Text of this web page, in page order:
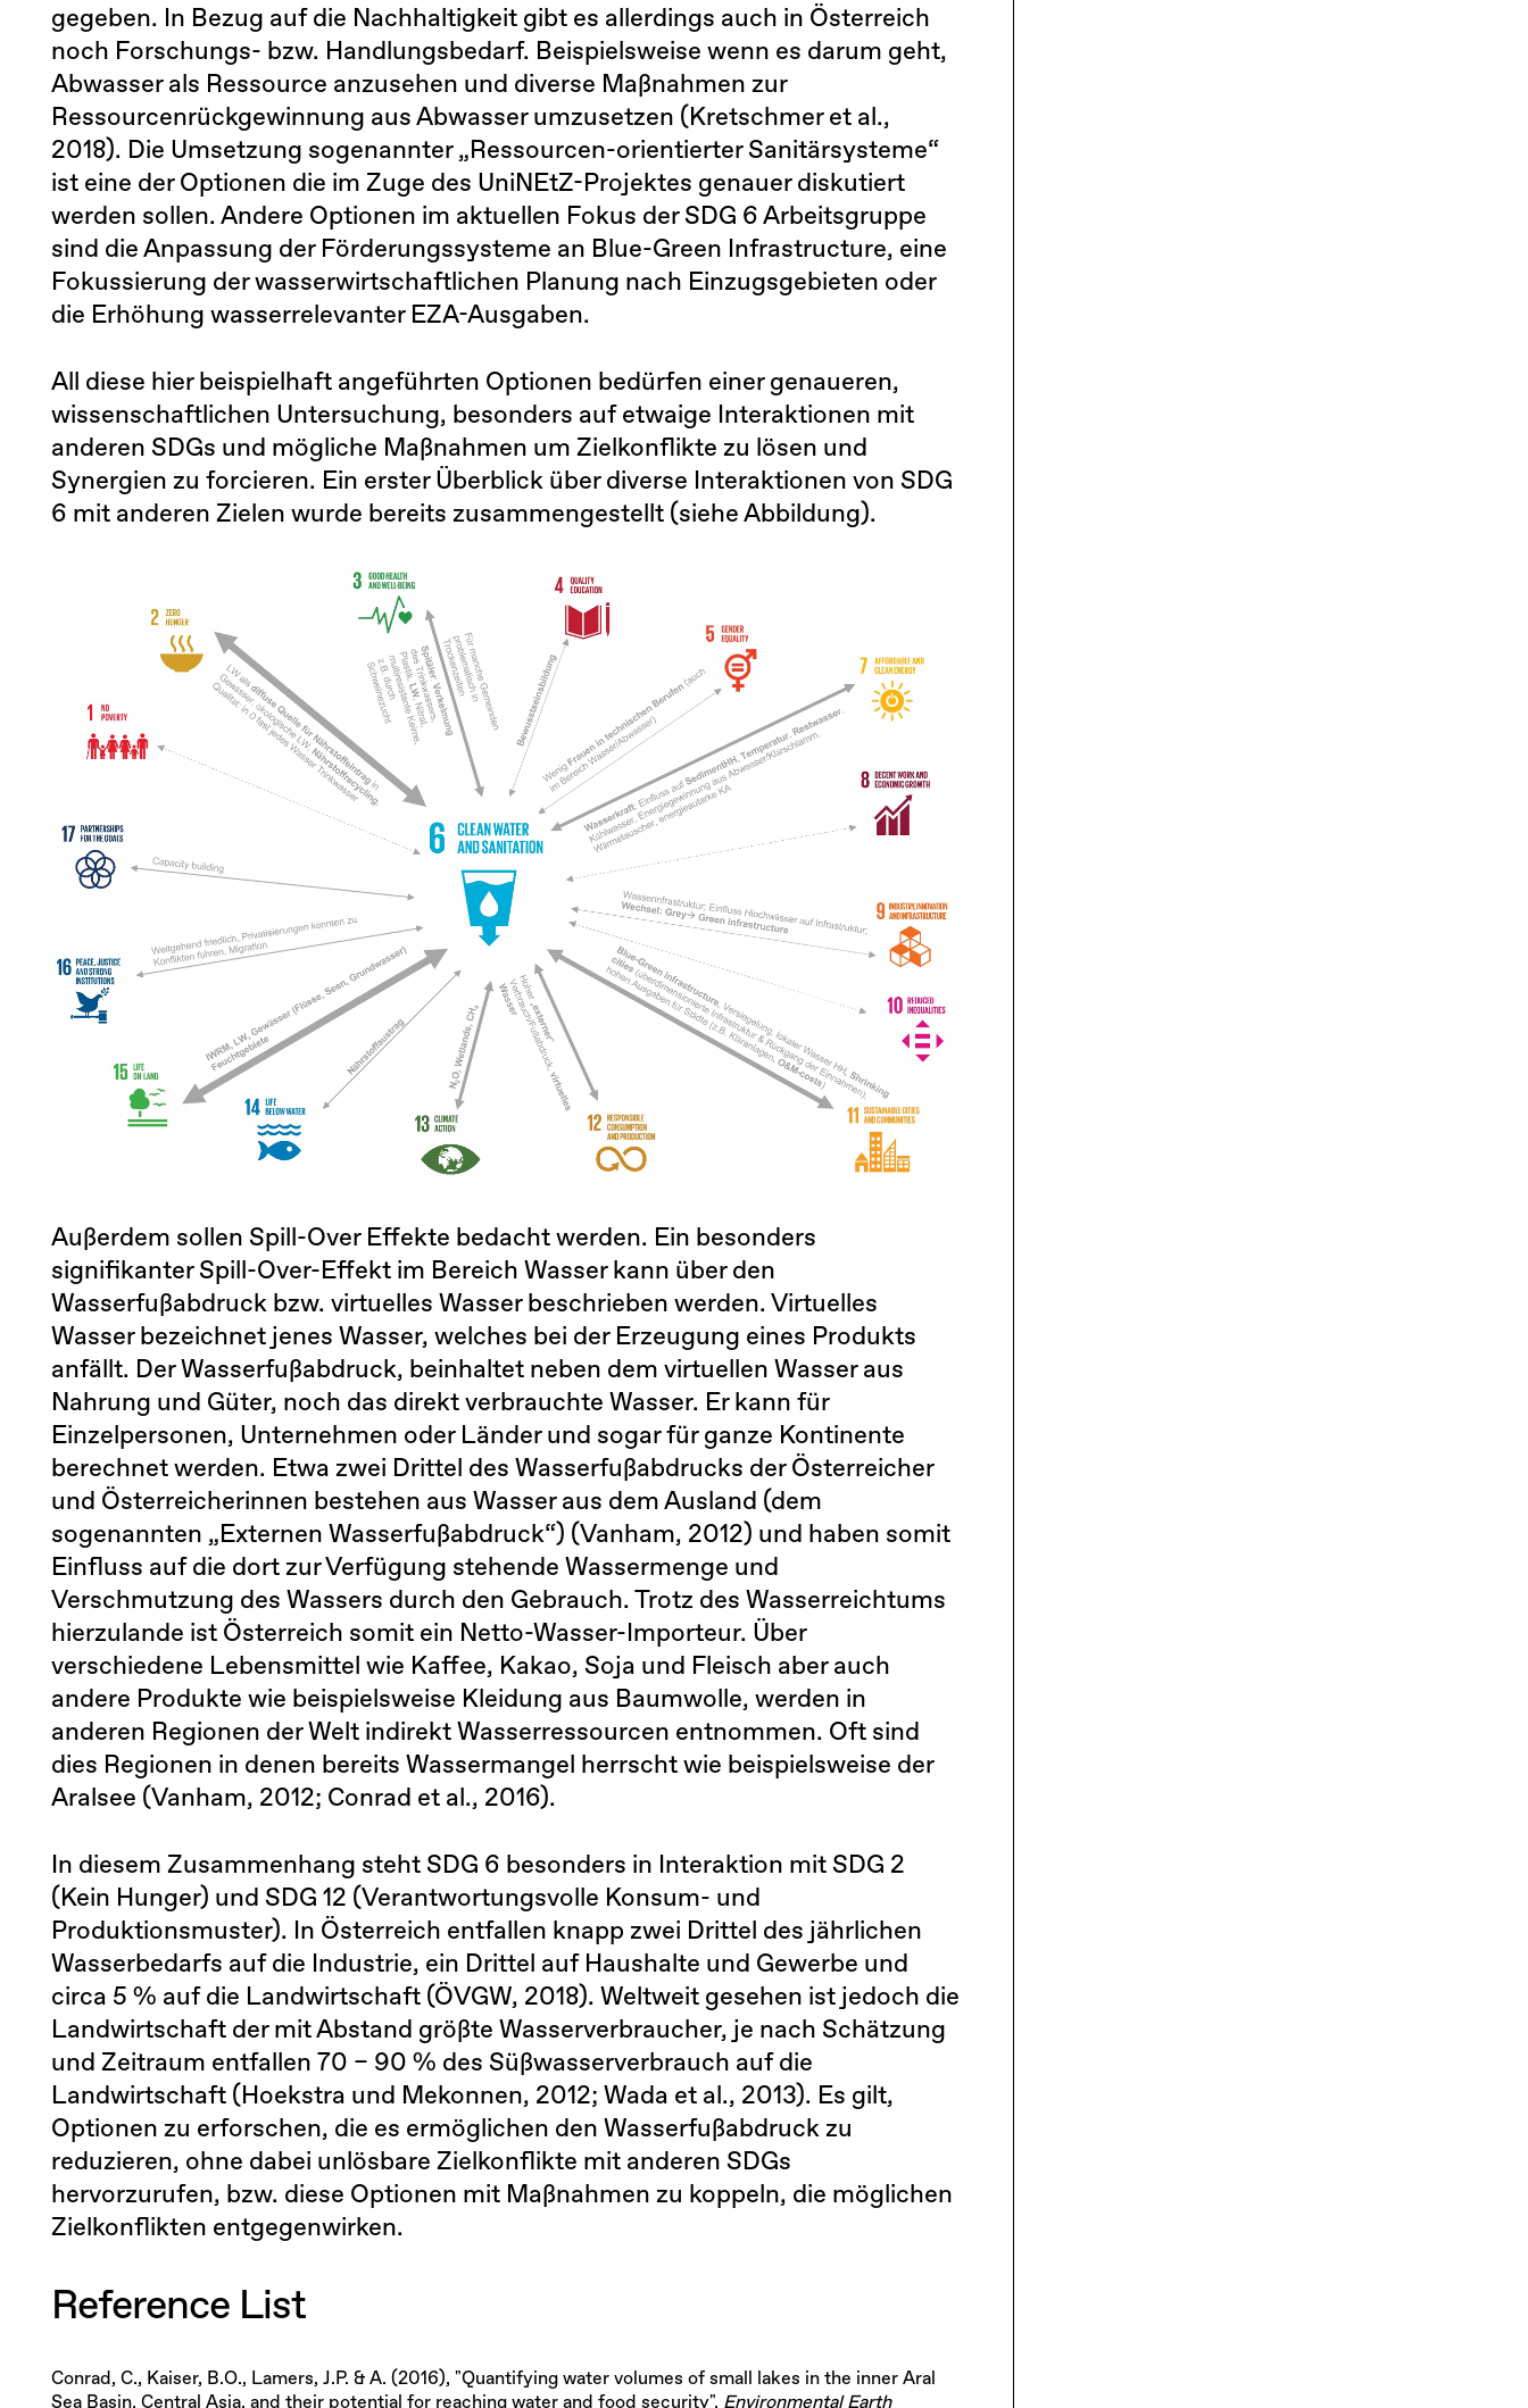
gegeben. In Bezug auf die Nachhaltigkeit gibt es allerdings auch in Österreich
noch Forschungs- bzw. Handlungsbedarf. Beispielsweise wenn es darum geht,
Abwasser als Ressource anzusehen und diverse Maßnahmen zur
Ressourcenrückgewinnung aus Abwasser umzusetzen (Kretschmer et al.,
2018). Die Umsetzung sogenannter „Ressourcen-orientierter Sanitärsysteme“
ist eine der Optionen die im Zuge des UniNEtZ-Projektes genauer diskutiert
werden sollen. Andere Optionen im aktuellen Fokus der SDG 6 Arbeitsgruppe
sind die Anpassung der Förderungssysteme an Blue-Green Infrastructure, eine
Fokussierung der wasserwirtschaftlichen Planung nach Einzugsgebieten oder
die Erhöhung wasserrelevanter EZA-Ausgaben.
All diese hier beispielhaft angeführten Optionen bedürfen einer genaueren,
wissenschaftlichen Untersuchung, besonders auf etwaige Interaktionen mit
anderen SDGs und mögliche Maßnahmen um Zielkonflikte zu lösen und
Synergien zu forcieren. Ein erster Überblick über diverse Interaktionen von SDG
6 mit anderen Zielen wurde bereits zusammengestellt (siehe Abbildung).
Außerdem sollen Spill-Over Effekte bedacht werden. Ein besonders
signifikanter Spill-Over-Effekt im Bereich Wasser kann über den
Wasserfußabdruck bzw. virtuelles Wasser beschrieben werden. Virtuelles
Wasser bezeichnet jenes Wasser, welches bei der Erzeugung eines Produkts
anfällt. Der Wasserfußabdruck, beinhaltet neben dem virtuellen Wasser aus
Nahrung und Güter, noch das direkt verbrauchte Wasser. Er kann für
Einzelpersonen, Unternehmen oder Länder und sogar für ganze Kontinente
berechnet werden. Etwa zwei Drittel des Wasserfußabdrucks der Österreicher
und Österreicherinnen bestehen aus Wasser aus dem Ausland (dem
sogenannten „Externen Wasserfußabdruck“) (Vanham, 2012) und haben somit
Einfluss auf die dort zur Verfügung stehende Wassermenge und
Verschmutzung des Wassers durch den Gebrauch. Trotz des Wasserreichtums
hierzulande ist Österreich somit ein Netto-Wasser-Importeur. Über
verschiedene Lebensmittel wie Kaffee, Kakao, Soja und Fleisch aber auch
andere Produkte wie beispielsweise Kleidung aus Baumwolle, werden in
anderen Regionen der Welt indirekt Wasserressourcen entnommen. Oft sind
dies Regionen in denen bereits Wassermangel herrscht wie beispielsweise der
Aralsee (Vanham, 2012; Conrad et al., 2016).
In diesem Zusammenhang steht SDG 6 besonders in Interaktion mit SDG 2
(Kein Hunger) und SDG 12 (Verantwortungsvolle Konsum- und
Produktionsmuster). In Österreich entfallen knapp zwei Drittel des jährlichen
Wasserbedarfs auf die Industrie, ein Drittel auf Haushalte und Gewerbe und
circa 5 % auf die Landwirtschaft (ÖVGW, 2018). Weltweit gesehen ist jedoch die
Landwirtschaft der mit Abstand größte Wasserverbraucher, je nach Schätzung
und Zeitraum entfallen 70 – 90 % des Süßwasserverbrauch auf die
Landwirtschaft (Hoekstra und Mekonnen, 2012; Wada et al., 2013). Es gilt,
Optionen zu erforschen, die es ermöglichen den Wasserfußabdruck zu
reduzieren, ohne dabei unlösbare Zielkonflikte mit anderen SDGs
hervorzurufen, bzw. diese Optionen mit Maßnahmen zu koppeln, die möglichen
Zielkonflikten entgegenwirken.
Reference List
Conrad, C., Kaiser, B.O., Lamers, J.P. & A. (2016), "Quantifying water volumes of small lakes in the inner Aral
Sea Basin, Central Asia, and their potential for reaching water and food security", Environmental Earth